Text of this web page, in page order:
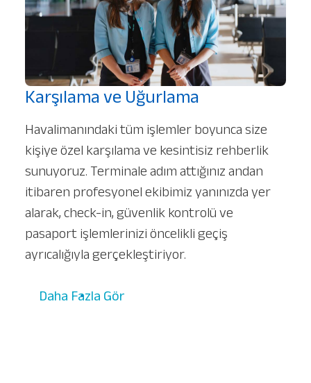
Karşılama ve Uğurlama
Havalimanındaki tüm işlemler boyunca size
kişiye özel karşılama ve kesintisiz rehberlik
sunuyoruz. Terminale adım attığınız andan
itibaren profesyonel ekibimiz yanınızda yer
alarak, check-in, güvenlik kontrolü ve
pasaport işlemlerinizi öncelikli geçiş
ayrıcalığıyla gerçekleştiriyor.
Daha Fazla Gör